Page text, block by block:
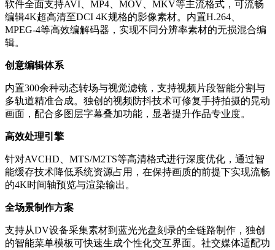
软件全面支持AVI、MP4、MOV、MKV等主流格式，可流畅
编辑4K超高清至DCI 4K规格的影像素材。内置H.264、
MPEG-4等高效编解码器，实现不同分辨率素材的无损混合编
辑。
创意编辑体系
内置300余种动态转场与视觉滤镜，支持视频片段智能分割与
多轨道精准合成。独创的视频防抖技术可修复手持拍摄的晃动
画面，配合多图层字幕叠加功能，显著提升作品专业度。
高效处理引擎
针对AVCHD、MTS/M2TS等高清格式进行深度优化，通过智
能缓存技术降低系统资源占用，在保持画质的前提下实现流畅
的4K时间轴预览与渲染输出。
全场景制作方案
支持从DV设备采集素材到蓝光光盘刻录的全链路制作，独创
的智能菜单模板可快速生成个性化交互界面。社交媒体适配功